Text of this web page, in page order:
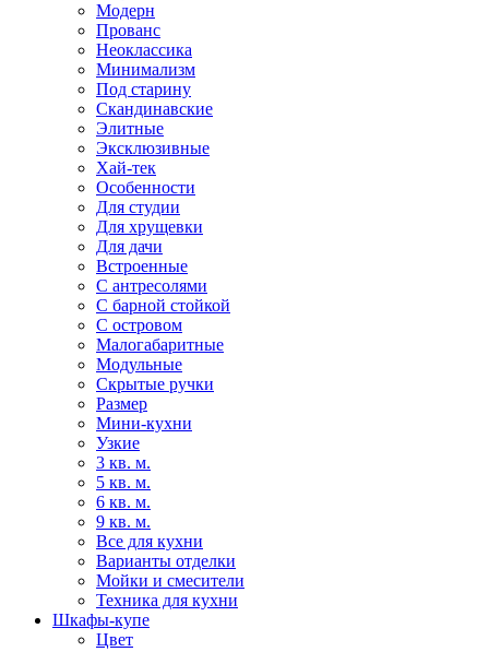
Модерн
Прованс
Неоклассика
Минимализм
Под старину
Скандинавские
Элитные
Эксклюзивные
Хай-тек
Особенности
Для студии
Для хрущевки
Для дачи
Встроенные
С антресолями
С барной стойкой
С островом
Малогабаритные
Модульные
Скрытые ручки
Размер
Мини-кухни
Узкие
3 кв. м.
5 кв. м.
6 кв. м.
9 кв. м.
Все для кухни
Варианты отделки
Мойки и смесители
Техника для кухни
Шкафы-купе
Цвет